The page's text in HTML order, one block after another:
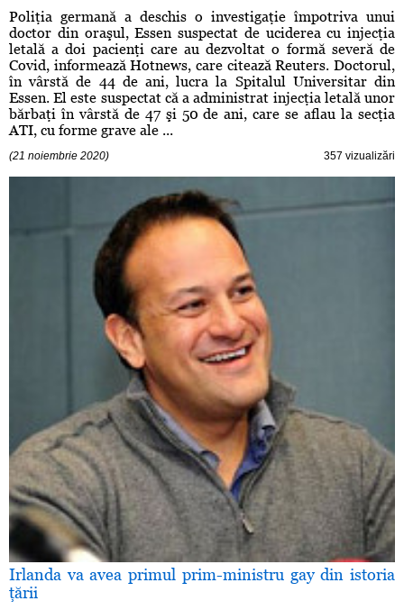
Poliţia germană a deschis o investigaţie împotriva unui
doctor din oraşul, Essen suspectat de uciderea cu injecţia
letală a doi pacienţi care au dezvoltat o formă severă de
Covid, informează Hotnews, care citează Reuters. Doctorul,
în vârstă de 44 de ani, lucra la Spitalul Universitar din
Essen. El este suspectat că a administrat injecţia letală unor
bărbaţi în vârstă de 47 şi 50 de ani, care se aflau la secţia
ATI, cu forme grave ale ...
(21 noiembrie 2020) 357 vizualizări
Irlanda va avea primul prim-ministru gay din istoria
ţării